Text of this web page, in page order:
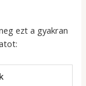
ezt a gyakran